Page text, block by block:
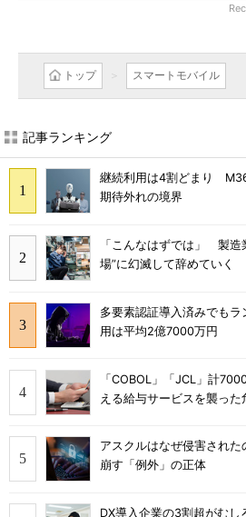
トップ スマートモバイル
記事ランキング
継続利用は4割どまり
期待外れの境界
「こんなはずでは」 製造
場”に幻滅して辞めていく
多要素認証導入済みでも
用は平均2億7000万円
「COBOL」「JCL」計
える給与サービスを襲った
アスクルはなぜ侵害され
崩す「例外」の正体
DX導入企業の3割超がむ